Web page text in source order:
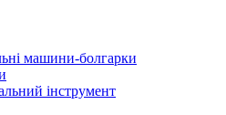
машини-болгарки
інструмент